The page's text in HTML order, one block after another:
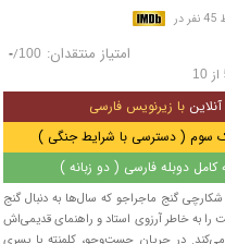
امتیاز منتقدان: -/100
از 10
با زیرنویس فارسی
سوم ( دسترسی با شرایط جنگی )
کامل دوبله فارسی ( دو زبانه )
گنج ماجراجو که سال‌ها به دنبال گنج
به خاطر آرزوی استاد و راهنمای قدیمی‌اش